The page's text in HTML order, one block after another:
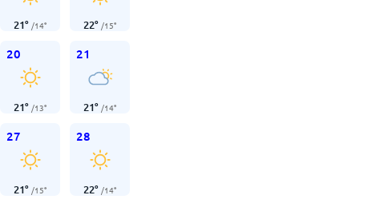
21° /14° 22° /15°
20
21° /13°
21
21° /14°
27
21° /15°
28
22° /14°